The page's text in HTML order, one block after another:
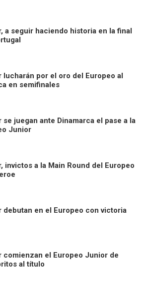
a seguir haciendo historia en la final
lucharán por el oro del Europeo al
en semifinales
juegan ante Dinamarca el pase a la
Junior
invictos a la Main Round del Europeo
debutan en el Europeo con victoria
comienzan el Europeo Junior de
al título